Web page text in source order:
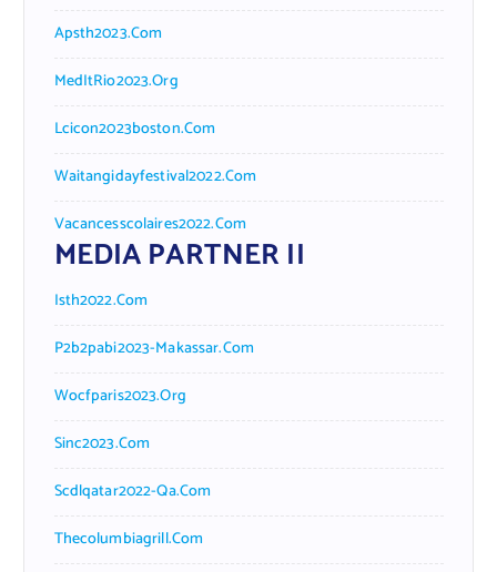
Apsth2023.com
MedItRio2023.org
Lcicon2023boston.com
Waitangidayfestival2022.com
Vacancesscolaires2022.com
MEDIA PARTNER II
Isth2022.com
P2b2pabi2023-Makassar.com
Wocfparis2023.org
Sinc2023.com
Scdlqatar2022-Qa.com
Thecolumbiagrill.com